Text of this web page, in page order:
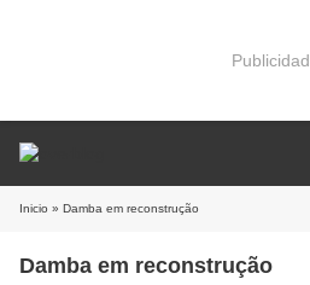
Publicidad
Inicio » Damba em reconstrução
Damba em reconstrução